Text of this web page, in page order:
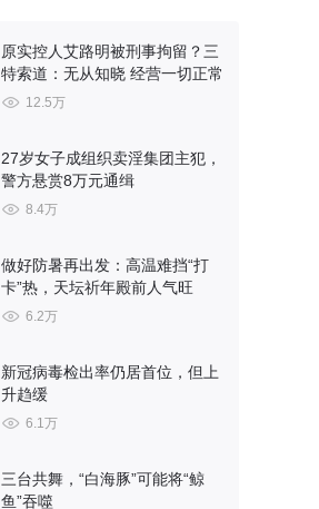
原实控人艾路明被刑事拘留？三
特索道：无从知晓 经营一切正常
12.5万
27岁女子成组织卖淫集团主犯，
警方悬赏8万元通缉
8.4万
做好防暑再出发：高温难挡“打
卡”热，天坛祈年殿前人气旺
6.2万
新冠病毒检出率仍居首位，但上
升趋缓
6.1万
三台共舞，“白海豚”可能将“鲸
鱼”吞噬